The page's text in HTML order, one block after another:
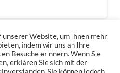
Website, um Ihnen mehr
indem wir uns an Ihre
Besuche erinnern. Wenn Sie
erklären Sie sich mit der
Sie können jedoch